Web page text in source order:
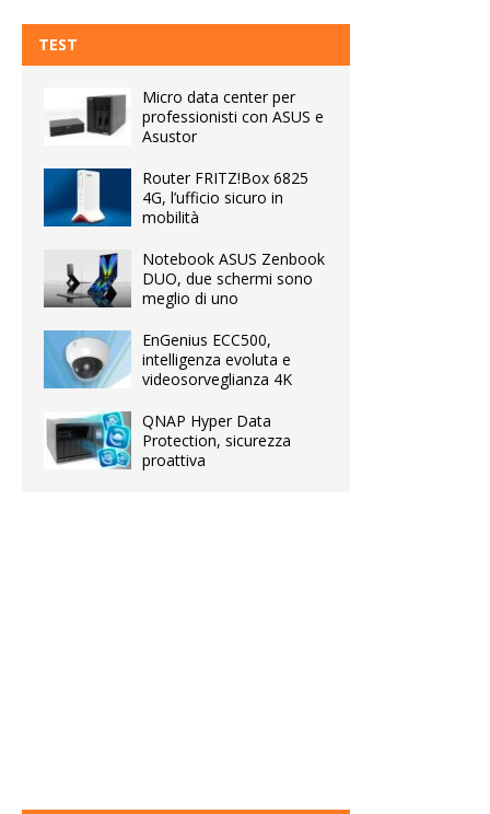
TEST
Micro data center per
professionisti con ASUS e
Asustor
Router FRITZ!Box 6825
4G, l’ufficio sicuro in
mobilità
Notebook ASUS Zenbook
DUO, due schermi sono
meglio di uno
EnGenius ECC500,
intelligenza evoluta e
videosorveglianza 4K
QNAP Hyper Data
Protection, sicurezza
proattiva